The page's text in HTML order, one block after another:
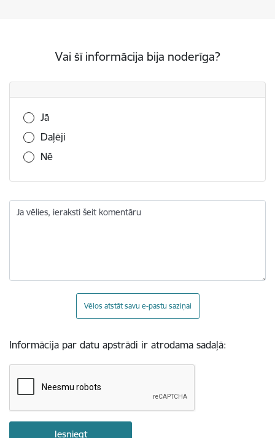
Vai šī informācija bija noderīga?
Vai šī informācija bija noderīga?
Jā
Daļēji
Nē
Ja vēlies, ieraksti šeit komentāru
Vēlos atstāt savu e-pastu saziņai
Informācija par datu apstrādi ir atrodama sadaļā: